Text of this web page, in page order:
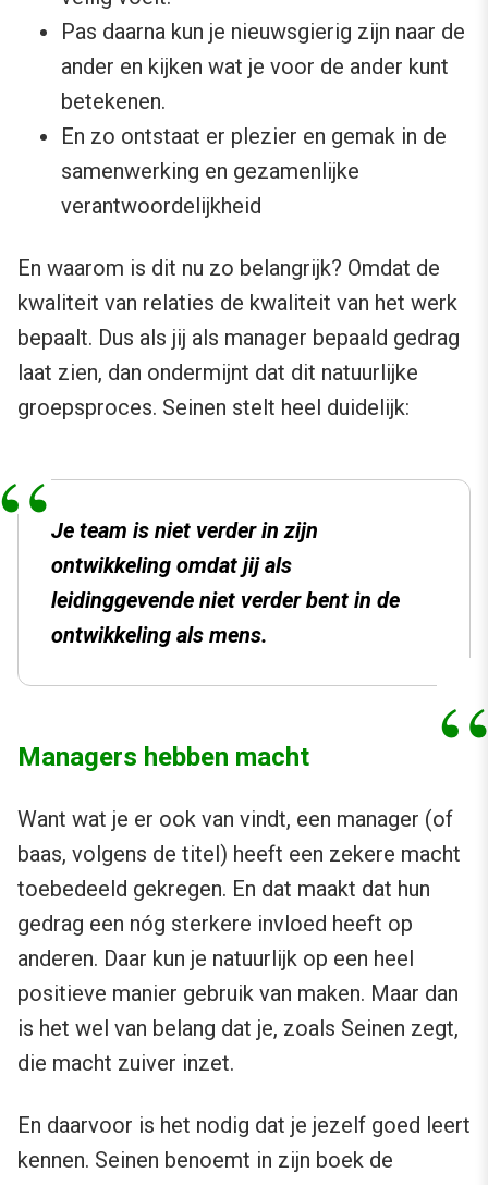
Pas daarna kun je nieuwsgierig zijn naar de
ander en kijken wat je voor de ander kunt
betekenen.
En zo ontstaat er plezier en gemak in de
samenwerking en gezamenlijke
verantwoordelijkheid
En waarom is dit nu zo belangrijk? Omdat de
kwaliteit van relaties de kwaliteit van het werk
bepaalt. Dus als jij als manager bepaald gedrag
laat zien, dan ondermijnt dat dit natuurlijke
groepsproces. Seinen stelt heel duidelijk:
Je team is niet verder in zijn
ontwikkeling omdat jij als
leidinggevende niet verder bent in de
ontwikkeling als mens.
Managers hebben macht
Want wat je er ook van vindt, een manager (of
baas, volgens de titel) heeft een zekere macht
toebedeeld gekregen. En dat maakt dat hun
gedrag een nóg sterkere invloed heeft op
anderen. Daar kun je natuurlijk op een heel
positieve manier gebruik van maken. Maar dan
is het wel van belang dat je, zoals Seinen zegt,
die macht zuiver inzet.
En daarvoor is het nodig dat je jezelf goed leert
kennen. Seinen benoemt in zijn boek de